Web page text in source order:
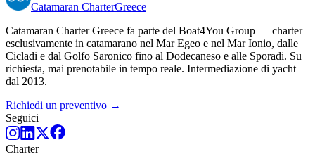
Catamaran CharterGreece
Catamaran Charter Greece fa parte del Boat4You Group — charter
esclusivamente in catamarano nel Mar Egeo e nel Mar Ionio, dalle
Cicladi e dal Golfo Saronico fino al Dodecaneso e alle Sporadi. Su
richiesta, mai prenotabile in tempo reale. Intermediazione di yacht
dal 2013.
Richiedi un preventivo →
Seguici
Charter